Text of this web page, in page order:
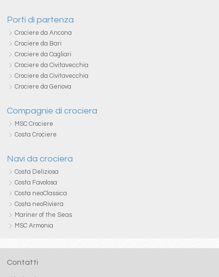
Porti di partenza
Crociere da Ancona
Crociere da Bari
Crociere da Cagliari
Crociere da Civitavecchia
Crociere da Civitavecchia
Crociere da Genova
Compagnie di crociera
MSC Crociere
Costa Crociere
Navi da crociera
Costa Deliziosa
Costa Favolosa
Costa neoClassica
Costa neoRiviera
Mariner of the Seas
MSC Armonia
Contatti